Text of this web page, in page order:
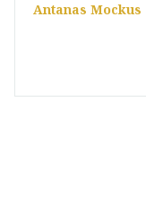
Antanas Mockus